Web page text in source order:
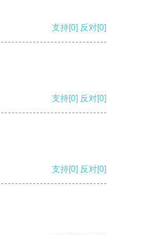
支持[0] 反对[0]
支持[0] 反对[0]
支持[0] 反对[0]